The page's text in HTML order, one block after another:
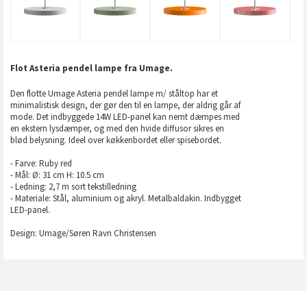
Flot Asteria pendel lampe fra Umage.
Den flotte Umage Asteria pendel lampe m/ ståltop har et
minimalistisk design, der gør den til en lampe, der aldrig går af
mode. Det indbyggede 14W LED-panel kan nemt dæmpes med
en ekstern lysdæmper, og med den hvide diffusor sikres en
blød belysning. Ideel over køkkenbordet eller spisebordet.
- Farve: Ruby red
- Mål: Ø: 31 cm H: 10.5 cm
- Ledning: 2,7 m sort tekstilledning
- Materiale: Stål, aluminium og akryl. Metalbaldakin. Indbygget
LED-panel.
Design: Umage/Søren Ravn Christensen